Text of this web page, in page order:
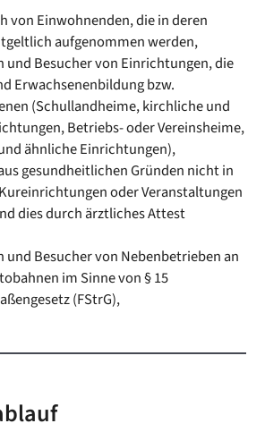
von Einwohnenden, die in deren
aufgenommen werden,
und Besucher von Einrichtungen, die
Erwachsenenbildung bzw.
(Schullandheime, kirchliche und
Betriebs- oder Vereinsheime,
ähnliche Einrichtungen),
gesundheitlichen Gründen nicht in
oder Veranstaltungen
dies durch ärztliches Attest
und Besucher von Nebenbetrieben an
im Sinne von § 15
(FStrG),